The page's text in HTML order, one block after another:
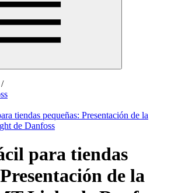
/
tiendas pequeñas: Presentación de la
de Danfoss
para tiendas
de la